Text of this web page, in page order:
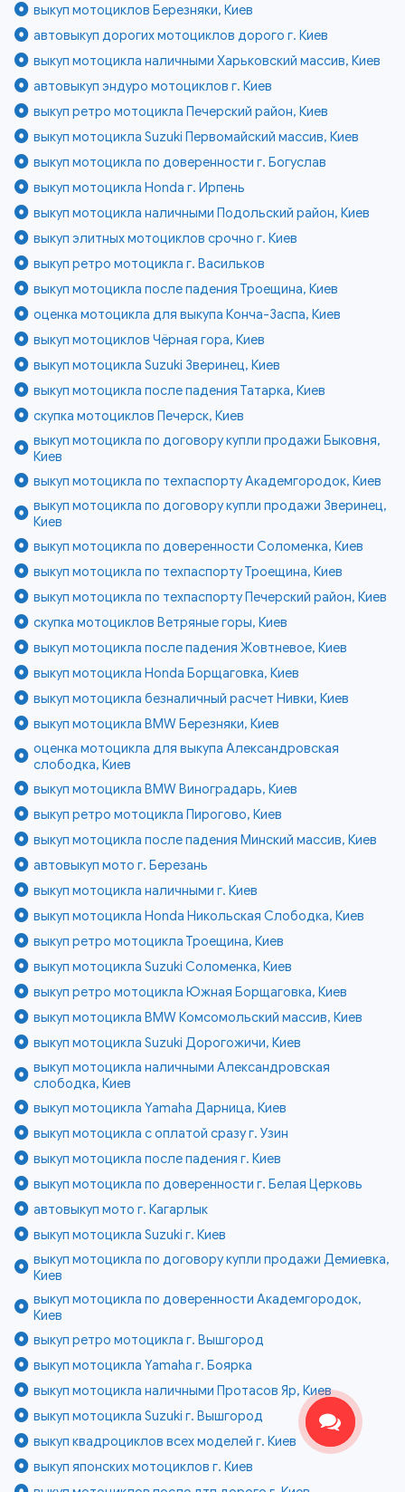
выкуп мотоциклов Березняки, Киев
автовыкуп дорогих мотоциклов дорого г. Киев
выкуп мотоцикла наличными Харьковский массив, Киев
автовыкуп эндуро мотоциклов г. Киев
выкуп ретро мотоцикла Печерский район, Киев
выкуп мотоцикла Suzuki Первомайский массив, Киев
выкуп мотоцикла по доверенности г. Богуслав
выкуп мотоцикла Honda г. Ирпень
выкуп мотоцикла наличными Подольский район, Киев
выкуп элитных мотоциклов срочно г. Киев
выкуп ретро мотоцикла г. Васильков
выкуп мотоцикла после падения Троещина, Киев
оценка мотоцикла для выкупа Конча-Заспа, Киев
выкуп мотоциклов Чёрная гора, Киев
выкуп мотоцикла Suzuki Зверинец, Киев
выкуп мотоцикла после падения Татарка, Киев
скупка мотоциклов Печерск, Киев
выкуп мотоцикла по договору купли продажи Быковня,
Киев
выкуп мотоцикла по техпаспорту Академгородок, Киев
выкуп мотоцикла по договору купли продажи Зверинец,
Киев
выкуп мотоцикла по доверенности Соломенка, Киев
выкуп мотоцикла по техпаспорту Троещина, Киев
выкуп мотоцикла по техпаспорту Печерский район, Киев
скупка мотоциклов Ветряные горы, Киев
выкуп мотоцикла после падения Жовтневое, Киев
выкуп мотоцикла Honda Борщаговка, Киев
выкуп мотоцикла безналичный расчет Нивки, Киев
выкуп мотоцикла BMW Березняки, Киев
оценка мотоцикла для выкупа Александровская
слободка, Киев
выкуп мотоцикла BMW Виноградарь, Киев
выкуп ретро мотоцикла Пирогово, Киев
выкуп мотоцикла после падения Минский массив, Киев
автовыкуп мото г. Березань
выкуп мотоцикла наличными г. Киев
выкуп мотоцикла Honda Никольская Слободка, Киев
выкуп ретро мотоцикла Троещина, Киев
выкуп мотоцикла Suzuki Соломенка, Киев
выкуп ретро мотоцикла Южная Борщаговка, Киев
выкуп мотоцикла BMW Комсомольский массив, Киев
выкуп мотоцикла Suzuki Дорогожичи, Киев
выкуп мотоцикла наличными Александровская
слободка, Киев
выкуп мотоцикла Yamaha Дарница, Киев
выкуп мотоцикла с оплатой сразу г. Узин
выкуп мотоцикла после падения г. Киев
выкуп мотоцикла по доверенности г. Белая Церковь
автовыкуп мото г. Кагарлык
выкуп мотоцикла Suzuki г. Киев
выкуп мотоцикла по договору купли продажи Демиевка,
Киев
выкуп мотоцикла по доверенности Академгородок,
Киев
выкуп ретро мотоцикла г. Вышгород
выкуп мотоцикла Yamaha г. Боярка
выкуп мотоцикла наличными Протасов Яр, Киев
выкуп мотоцикла Suzuki г. Вышгород
выкуп квадроциклов всех моделей г. Киев
выкуп японских мотоциклов г. Киев